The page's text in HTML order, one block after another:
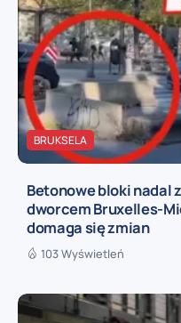
BRUKSELA
Betonowe bloki nadal
dworcem Bruxelles-
domaga się zmian
103 Wyświetleń